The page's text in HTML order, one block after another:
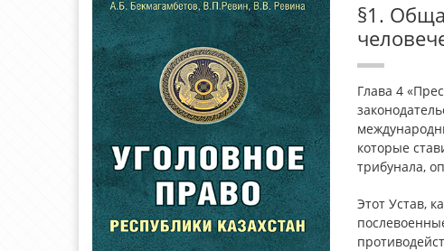
§1.
Глава 4
которые
трибунала,
Этот Устав,